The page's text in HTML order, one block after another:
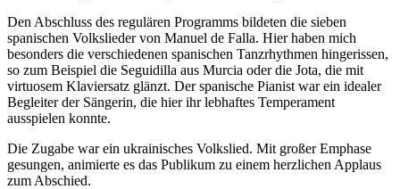
Den Abschluss des regulären Programms bildeten die sieben
spanischen Volkslieder von Manuel de Falla. Hier haben mich
besonders die verschiedenen spanischen Tanzrhythmen hingerissen,
so zum Beispiel die Seguidilla aus Murcia oder die Jota, die mit
virtuosem Klaviersatz glänzt. Der spanische Pianist war ein idealer
Begleiter der Sängerin, die hier ihr lebhaftes Temperament
ausspielen konnte.
Die Zugabe war ein ukrainisches Volkslied. Mit großer Emphase
gesungen, animierte es das Publikum zu einem herzlichen Applaus
zum Abschied.